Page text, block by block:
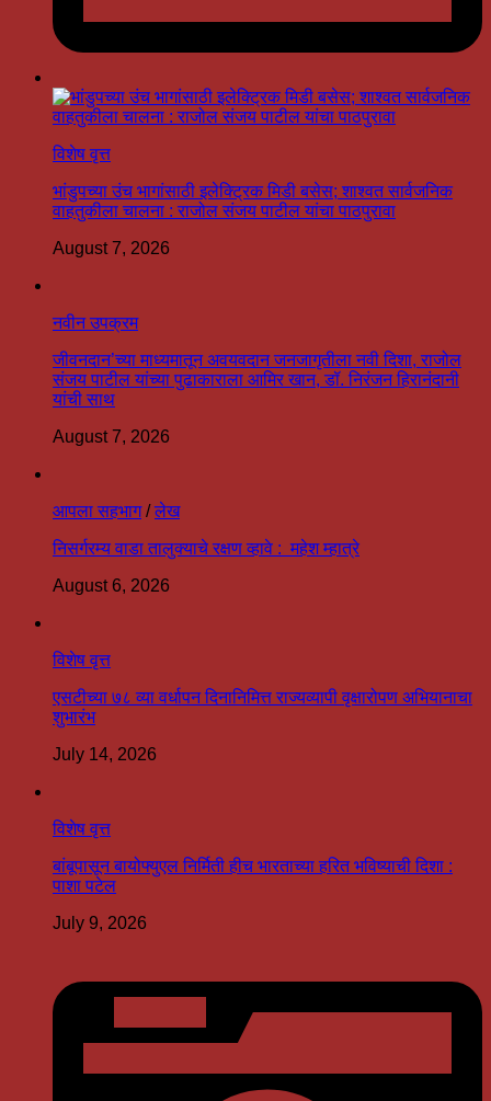
विशेष वृत्त
भांडुपच्या उंच भागांसाठी इलेक्ट्रिक मिडी बसेस; शाश्वत सार्वजनिक
वाहतुकीला चालना : राजोल संजय पाटील यांचा पाठपुरावा
August 7, 2026
नवीन उपक्रम
जीवनदान’च्या माध्यमातून अवयवदान जनजागृतीला नवी दिशा, राजोल
संजय पाटील यांच्या पुढाकाराला आमिर खान, डॉ. निरंजन हिरानंदानी
यांची साथ
August 7, 2026
आपला सहभाग/लेख
निसर्गरम्य वाडा तालुक्याचे रक्षण व्हावे : महेश म्हात्रे
August 6, 2026
विशेष वृत्त
एसटीच्या ७८ व्या वर्धापन दिनानिमित्त राज्यव्यापी वृक्षारोपण अभियानाचा
शुभारंभ
July 14, 2026
विशेष वृत्त
बांबूपासून बायोफ्युएल निर्मिती हीच भारताच्या हरित भविष्याची दिशा :
पाशा पटेल
July 9, 2026